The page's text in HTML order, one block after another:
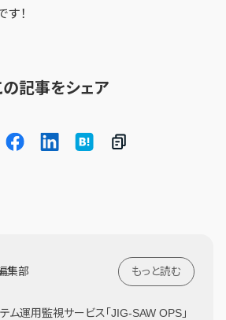
！
の記事をシェア
集部 もっと読む
ム運用監視サービス「JIG-SAW OPS」